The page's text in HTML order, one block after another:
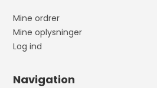
Mine ordrer
Mine oplysninger
Log ind
Navigation